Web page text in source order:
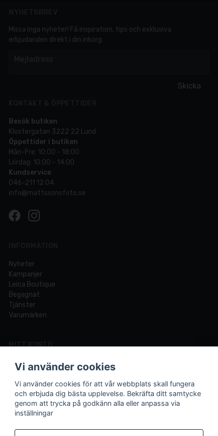
Skicka
Missa inga nyheter! Få inspiration, tips och exklusiva
erbjudanden direkt i din inkorg.
Besök butiken
Klostergatan 3222 22 Lund
Öppettider i butiken
Mån-Fre: 10:00 - 18:00
Lördag: 10:00 - 14:00
Kundservice
046-211 12 04
info@mattssonsfoto.se
Nyheter
Kampanjer
Leica Boutique
Begagnat
Tjänster
Varumärken
MITT KONTO
Logga in
Registrera dig
Glömt lösenord?
Vi är experter på foto och video med över 100 års
Vi använder cookies
Vi använder cookies för att vår webbplats skall fungera
och erbjuda dig bästa upplevelse. Bekräfta ditt samtycke
genom att trycka på godkänn alla eller anpassa via
inställningar